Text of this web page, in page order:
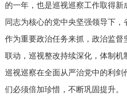
的一年，也是巡视巡察工作取得
同志为核心的党中央坚强领导下
作为重要政治任务来抓，政治监督
联动，巡视整改持续深化，体制机
巡视巡察在全面从严治党中的利剑
们必须倍加珍惜，不断巩固提升。